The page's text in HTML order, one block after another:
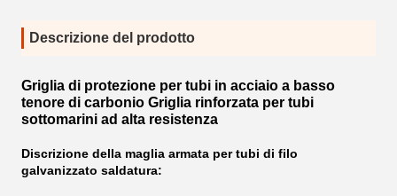
Descrizione del prodotto
Griglia di protezione per tubi in acciaio a basso
tenore di carbonio Griglia rinforzata per tubi
sottomarini ad alta resistenza
Discrizione della maglia armata per tubi di filo
galvanizzato saldatura: